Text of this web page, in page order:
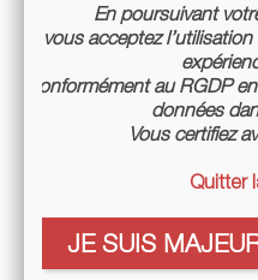
Label
Mode de culture
En poursuivant
vous acceptez
Conformément au RGDP
données
Vous certifiez
Quitter
JE SUIS